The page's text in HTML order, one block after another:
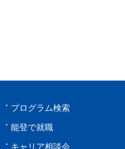
プログラム検索
能登で就職
キャリア相談会